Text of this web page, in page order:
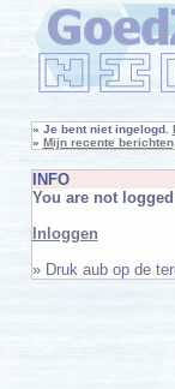
» Je bent niet ingelogd.
» Mijn recente berichten
INFO
You are not
Inloggen
» Druk aub op de